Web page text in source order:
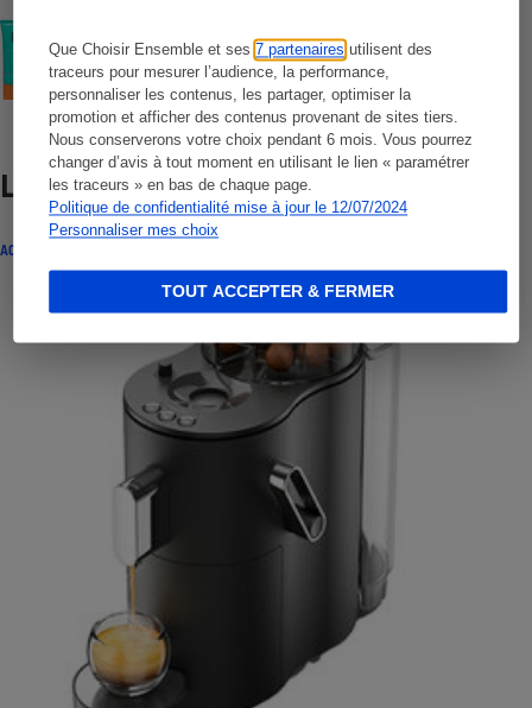
Que Choisir Ensemble et ses7 partenaires utilisent des
traceurs pour mesurer l’audience, la performance,
personnaliser les contenus, les partager, optimiser la
promotion et afficher des contenus provenant de sites tiers.
Nous conserverons votre choix pendant 6 mois. Vous pourrez
changer d’avis à tout moment en utilisant le lien « paramétrer
les traceurs » en bas de chaque page.
Politique de confidentialité mise à jour le 12/07/2024
Personnaliser mes choix
TOUT ACCEPTER & FERMER
Crèmes solaires visage - Le protocole
Lire aussi
ACTUALITÉ